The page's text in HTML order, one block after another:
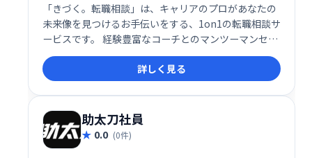
「きづく。転職相談」は、キャリアのプロがあなたの
未来像を見つけるお手伝いをする、1on1の転職相談サ
ービスです。 経験豊富なコーチとのマンツーマンセッ
ションを通して、理想のキャリアプランを描き、転職
活動の成功を目指せます。 本当の自分と向き合い、未
来への第一歩を踏み出したい方におすすめです。
詳しく見る
助太刀社員
0.0 (0件)